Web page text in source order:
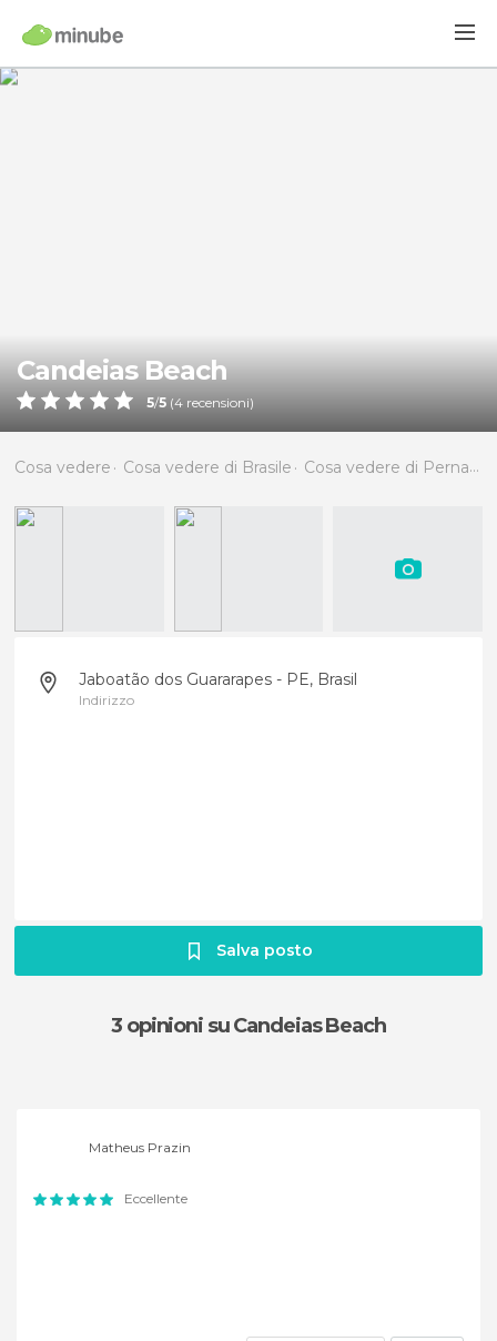
Candeias Beach
5/5 (4 recensioni)
Cosa vedere Cosa vedere di Brasile Cosa vedere di Pernambuco
Jaboatão dos Guararapes - PE, Brasil
Indirizzo
Salva posto
3 opinioni su Candeias Beach
Matheus Prazin
Eccellente